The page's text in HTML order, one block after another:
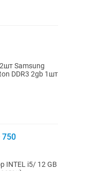
Samsung
DDR3 2gb 1шт
750
INTEL i5/ 12 GB